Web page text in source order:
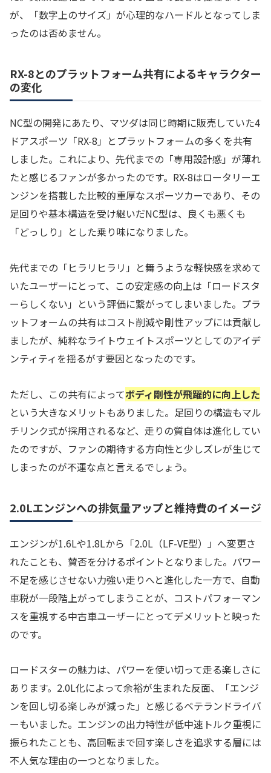
が、「数字上のサイズ」が心理的なハードルとなってしま
ったのは否めません。
RX-8とのプラットフォーム共有によるキャラクター
の変化
NC型の開発にあたり、マツダは同じ時期に販売していた4
ドアスポーツ「RX-8」とプラットフォームの多くを共有
しました。これにより、先代までの「専用設計感」が薄れ
たと感じるファンが多かったのです。RX-8はロータリーエ
ンジンを搭載した比較的重厚なスポーツカーであり、その
足回りや基本構造を受け継いだNC型は、良くも悪くも
「どっしり」とした乗り味になりました。
先代までの「ヒラリヒラリ」と舞うような軽快感を求めて
いたユーザーにとって、この安定感の向上は「ロードスタ
ーらしくない」という評価に繋がってしまいました。プラ
ットフォームの共有はコスト削減や剛性アップには貢献し
ましたが、純粋なライトウェイトスポーツとしてのアイデ
ンティティを揺るがす要因となったのです。
ただし、この共有によってボディ剛性が飛躍的に向上した
という大きなメリットもありました。足回りの構造もマル
チリンク式が採用されるなど、走りの質自体は進化してい
たのですが、ファンの期待する方向性と少しズレが生じて
しまったのが不運な点と言えるでしょう。
2.0Lエンジンへの排気量アップと維持費のイメージ
エンジンが1.6Lや1.8Lから「2.0L（LF-VE型）」へ変更さ
れたことも、賛否を分けるポイントとなりました。パワー
不足を感じさせない力強い走りへと進化した一方で、自動
車税が一段階上がってしまうことが、コストパフォーマン
スを重視する中古車ユーザーにとってデメリットと映った
のです。
ロードスターの魅力は、パワーを使い切って走る楽しさに
あります。2.0L化によって余裕が生まれた反面、「エンジ
ンを回し切る楽しみが減った」と感じるベテランドライバ
ーもいました。エンジンの出力特性が低中速トルク重視に
振られたことも、高回転まで回す楽しさを追求する層には
不人気な理由の一つとなりました。